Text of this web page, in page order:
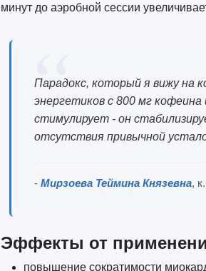
минут до аэробной сессии
Парадокс, который я вижу на
энергетиков с 800 мг
стимулирует - он
отсутствия привычной
-Мирзоева Теймина Князевна,
Эффекты от
повышение сократимости